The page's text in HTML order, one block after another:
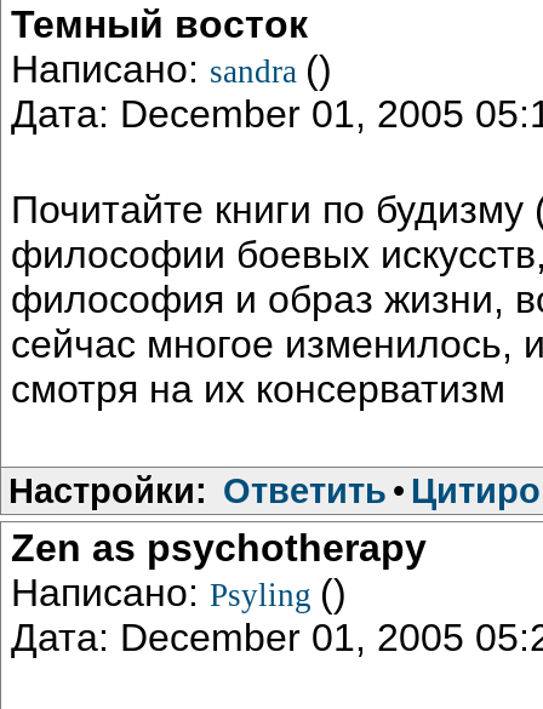
Темный восток
Написано: sandra ()
Дата: December 01, 2005
Почитайте книги по
философии боевых
философия и образ жизни,
сейчас многое изменилось,
смотря на их консерватизм
Настройки: Ответить •
Zen as psychotherapy
Написано: Psyling ()
Дата: December 01, 2005